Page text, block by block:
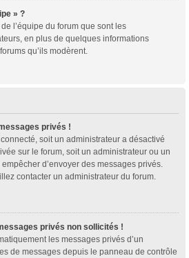
» ?
l’équipe du forum que sont les
en plus de quelques informations
qu’ils modèrent.
privés !
soit un administrateur a désactivé
sur le forum, soit un administrateur ou un
d’envoyer des messages privés.
contacter un administrateur du forum.
privés non sollicités !
les messages privés d’un
de messages depuis le panneau de contrôle